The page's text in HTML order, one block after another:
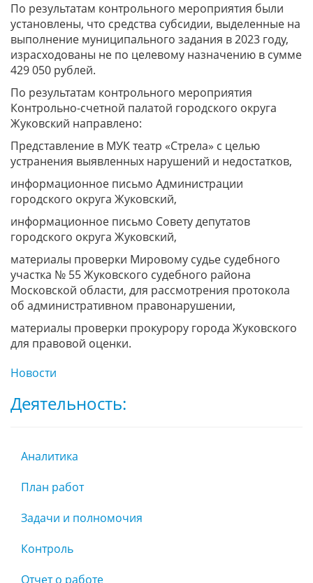
По результатам контрольного мероприятия были
установлены, что средства субсидии, выделенные на
выполнение муниципального задания в 2023 году,
израсходованы не по целевому назначению в сумме
429 050 рублей.
По результатам контрольного мероприятия
Контрольно-счетной палатой городского округа
Жуковский направлено:
Представление в МУК театр «Стрела» с целью
устранения выявленных нарушений и недостатков,
информационное письмо Администрации
городского округа Жуковский,
информационное письмо Совету депутатов
городского округа Жуковский,
материалы проверки Мировому судье судебного
участка № 55 Жуковского судебного района
Московской области, для рассмотрения протокола
об административном правонарушении,
материалы проверки прокурору города Жуковского
для правовой оценки.
Новости
Деятельность:
Аналитика
План работ
Задачи и полномочия
Контроль
Отчет о работе